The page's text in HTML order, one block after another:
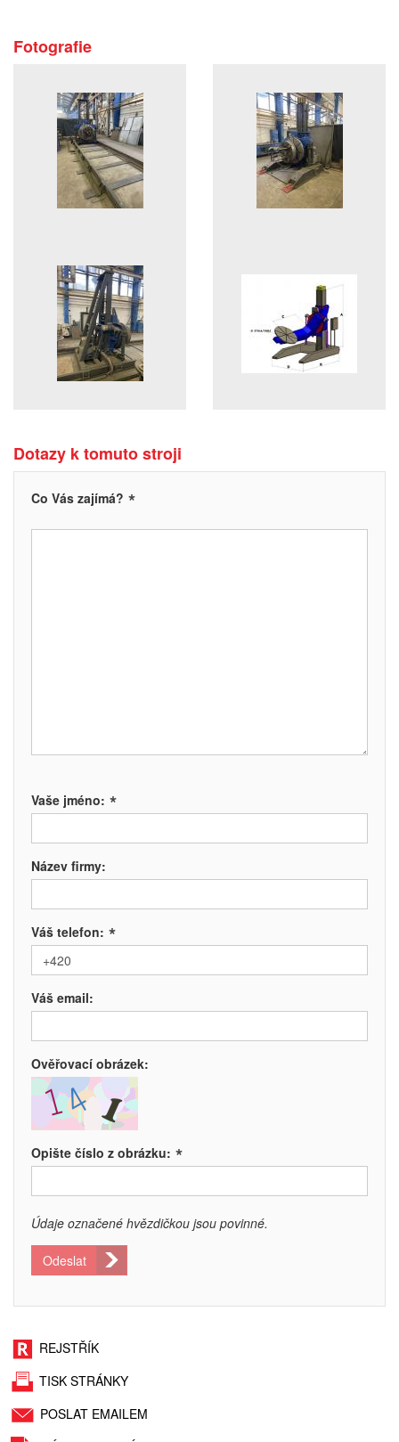
Fotografie
Dotazy k tomuto stroji
Co Vás zajímá? *
Vaše jméno: *
Název firmy:
Váš telefon: *
Váš email:
Ověřovací obrázek:
Opište číslo z obrázku: *
Údaje označené hvězdičkou jsou povinné.
Odeslat
REJSTŘÍK
TISK STRÁNKY
POSLAT EMAILEM